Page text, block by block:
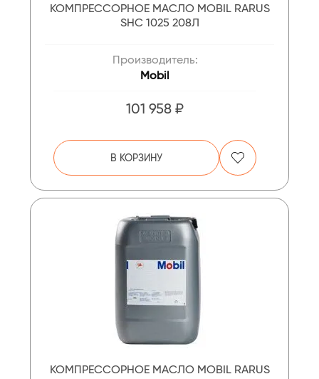
КОМПРЕССОРНОЕ МАСЛО MOBIL RARUS
SHC 1025 208Л
Производитель:
Mobil
101 958 ₽
В КОРЗИНУ
КОМПРЕССОРНОЕ МАСЛО MOBIL RARUS